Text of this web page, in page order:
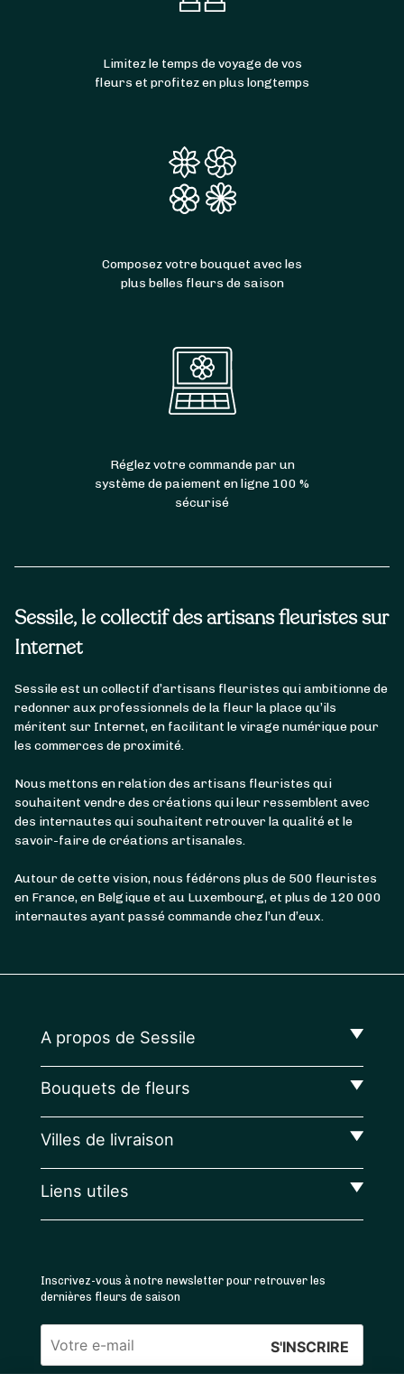
Sessile, le collectif des artisans fleuristes sur
Internet
Sessile est un collectif d’artisans fleuristes qui ambitionne de
redonner aux professionnels de la fleur la place qu’ils
méritent sur Internet, en facilitant le virage numérique pour
les commerces de proximité.
Nous mettons en relation des artisans fleuristes qui
souhaitent vendre des créations qui leur ressemblent avec
des internautes qui souhaitent retrouver la qualité et le
savoir-faire de créations artisanales.
Autour de cette vision, nous fédérons plus de 500 fleuristes
en France, en Belgique et au Luxembourg, et plus de 120 000
internautes ayant passé commande chez l’un d’eux.
Limitez le temps de voyage de vos
fleurs et profitez en plus longtemps
Composez votre bouquet avec les
plus belles fleurs de saison
Réglez votre commande par un
système de paiement en ligne 100 %
sécurisé
A propos de Sessile
Bouquets de fleurs
Villes de livraison
Liens utiles
Inscrivez-vous à notre newsletter pour retrouver les
dernières fleurs de saison
Veuillez